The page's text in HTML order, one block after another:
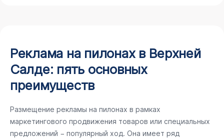
Реклама на пилонах в Верхней
Салде: пять основных
преимуществ
Размещение рекламы на пилонах в рамках
маркетингового продвижения товаров или специальных
предложений − популярный ход. Она имеет ряд